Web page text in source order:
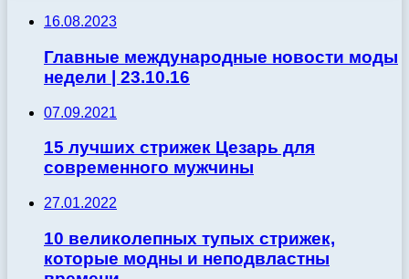
16.08.2023
Главные международные новости моды
недели | 23.10.16
07.09.2021
15 лучших стрижек Цезарь для
современного мужчины
27.01.2022
10 великолепных тупых стрижек,
которые модны и неподвластны